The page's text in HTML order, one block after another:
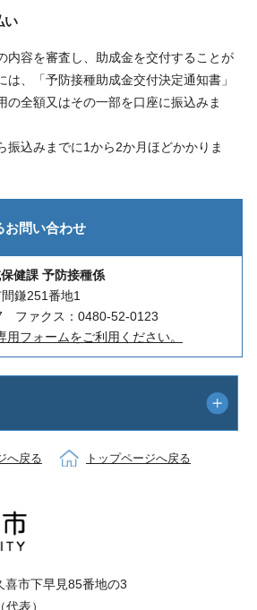
い
内容を審査し、助成金を交付することが
、「予防接種助成金交付決定通知書」
の全額又はその一部を口座に振込みま
振込みまでに1から2か月ほどかかりま
お問い合わせ
健課 予防接種係
鎌251番地1
ファクス：0480-52-0123
用フォームをご利用ください。
へ戻る トップページへ戻る
市下早見85番地の3
表）